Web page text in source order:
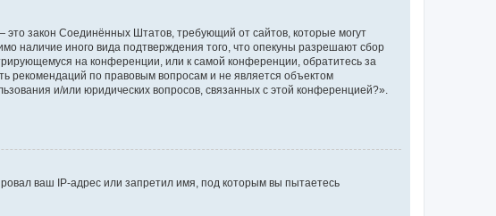
это закон Соединённых Штатов, требующий от сайтов, которые могут
наличие иного вида подтверждения того, что опекуны разрешают сбор
на конференции, или к самой конференции, обратитесь за
рекомендаций по правовым вопросам и не является объектом
и/или юридических вопросов, связанных с этой конференцией?».
ваш IP-адрес или запретил имя, под которым вы пытаетесь